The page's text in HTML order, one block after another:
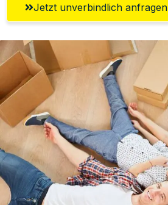
Jetzt unverbindlich anfragen